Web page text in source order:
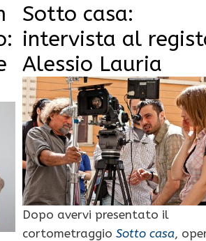
Sotto casa:
intervista al
Alessio Lauria
Dopo avervi presentato il
cortometraggioSotto casa,